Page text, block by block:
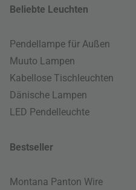
Beliebte Leuchten
Pendellampe für Außen
Muuto Lampen
Kabellose Tischleuchten
Dänische Lampen
LED Pendelleuchte
Bestseller
Montana Panton Wire